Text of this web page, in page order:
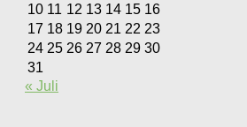
10 11 12 13 14 15 16
17 18 19 20 21 22 23
24 25 26 27 28 29 30
31
« Juli